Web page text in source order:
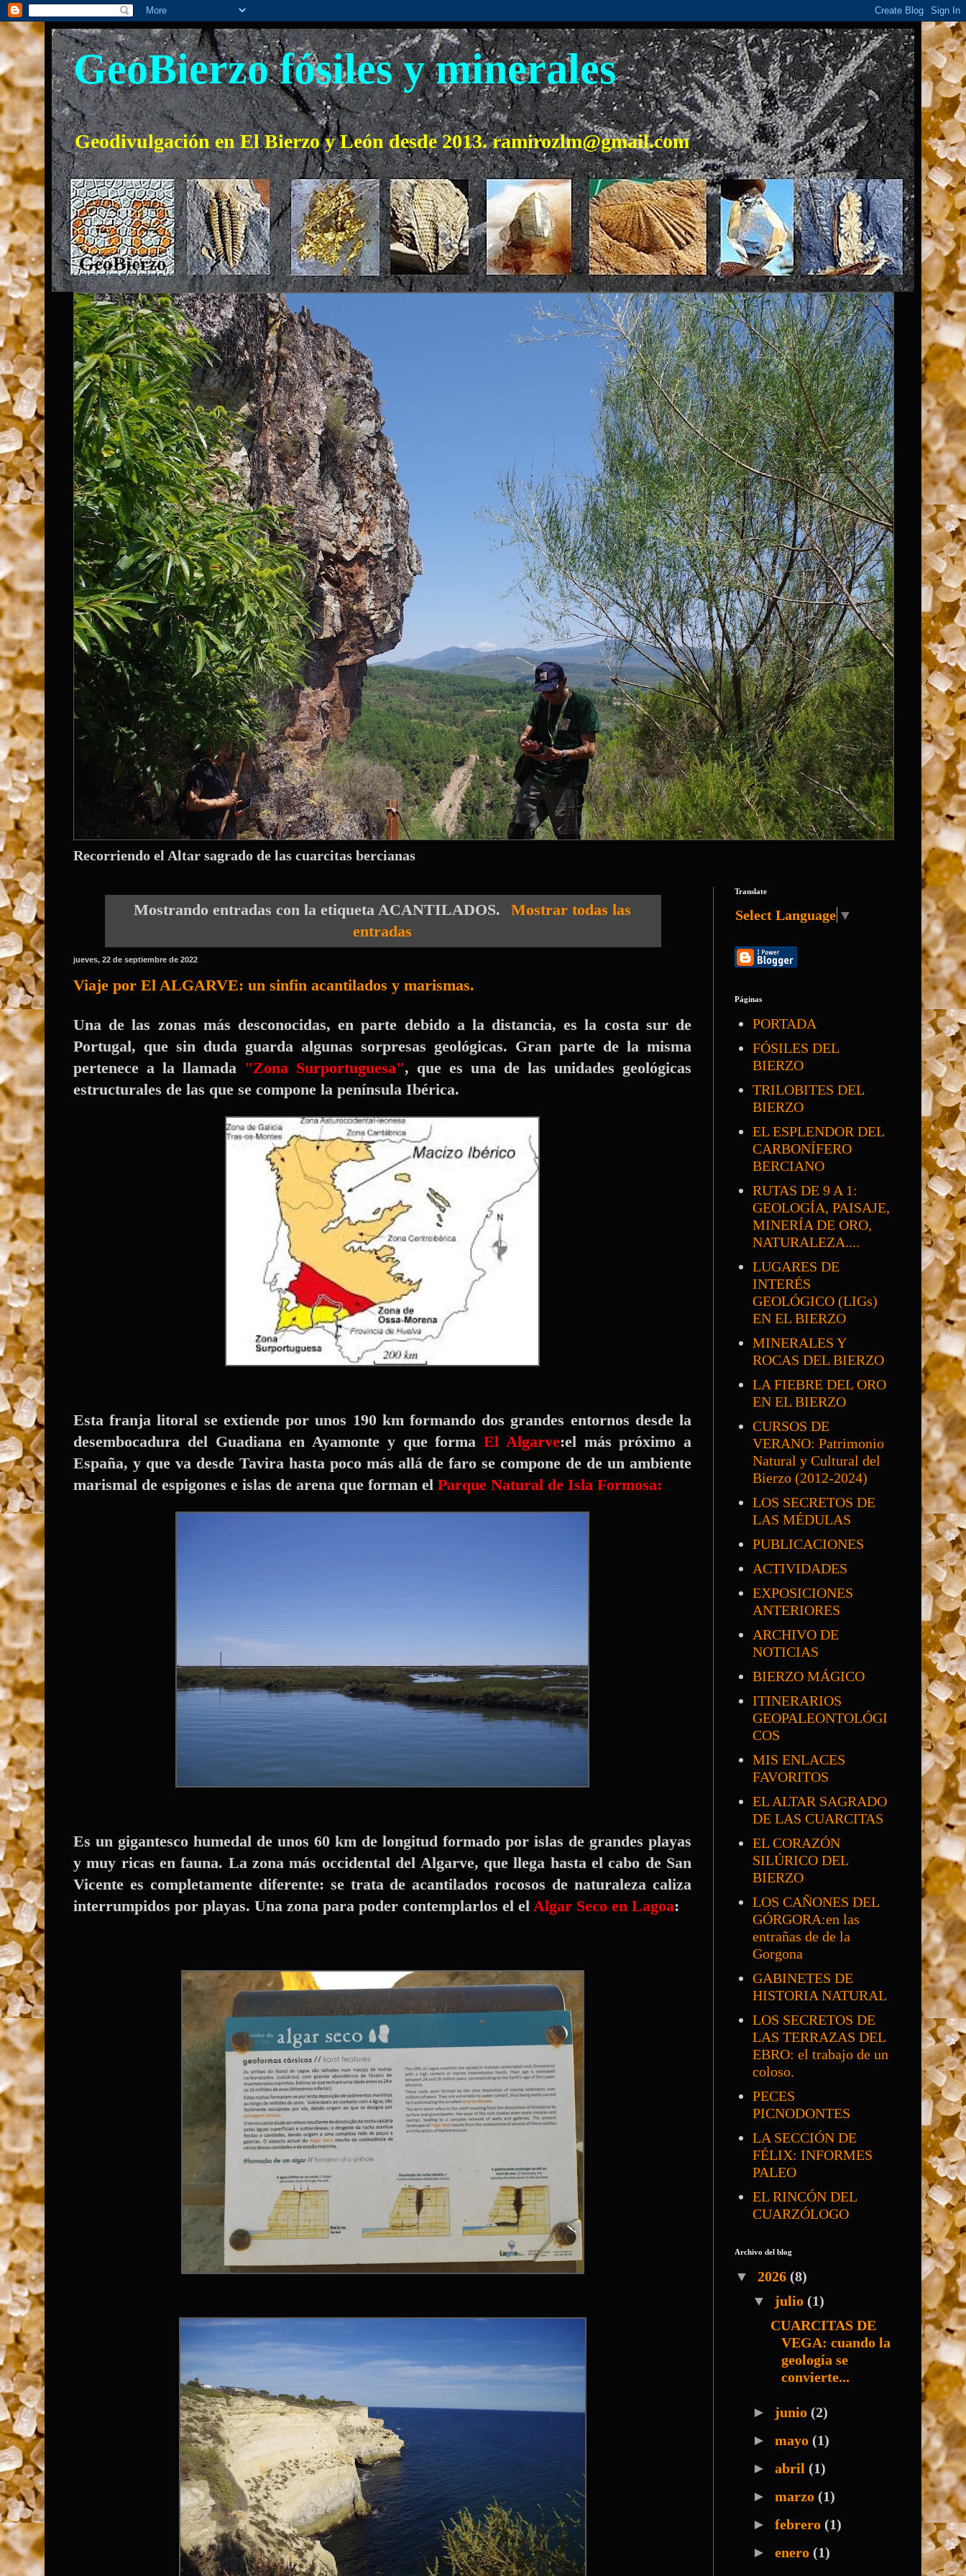
GeoBierzo fósiles y minerales
Geodivulgación en El Bierzo y León desde 2013. ramirozlm@gmail.com
Recorriendo el Altar sagrado de las cuarcitas bercianas
Mostrando entradas con la etiqueta ACANTILADOS.
Mostrar todas las
entradas
jueves, 22 de septiembre de 2022
Viaje por El ALGARVE: un sinfin acantilados y marismas.
Una de las zonas más desconocidas, en parte debido a la distancia, es la costa sur de
Portugal, que sin duda guarda algunas sorpresas geológicas. Gran parte de la misma
pertenece a la llamada "Zona Surportuguesa", que es una de las unidades geológicas
estructurales de las que se compone la península Ibérica.
Esta franja litoral se extiende por unos 190 km formando dos grandes entornos desde la
desembocadura del Guadiana en Ayamonte y que forma El Algarve:el más próximo a
España, y que va desde Tavira hasta poco más allá de faro se compone de de un ambiente
marismal de espigones e islas de arena que forman el Parque Natural de Isla Formosa:
Es un gigantesco humedal de unos 60 km de longitud formado por islas de grandes playas
y muy ricas en fauna. Lazona más occidental del Algarve, que llega hasta el cabo de San
Vicente es completamente diferente: se trata de acantilados rocosos de naturaleza caliza
interrumpidos por playas. Una zona para poder contemplarlos el el Algar Seco en Lagoa:
Translate
Select Language ▼
Páginas
PORTADA
FÓSILES DEL
BIERZO
TRILOBITES DEL
BIERZO
EL ESPLENDOR DEL
CARBONÍFERO
BERCIANO
RUTAS DE 9 A 1:
GEOLOGÍA, PAISAJE,
MINERÍA DE ORO,
NATURALEZA....
LUGARES DE
INTERÉS
GEOLÓGICO (LIGs)
EN EL BIERZO
MINERALES Y
ROCAS DEL BIERZO
LA FIEBRE DEL ORO
EN EL BIERZO
CURSOS DE
VERANO: Patrimonio
Natural y Cultural del
Bierzo (2012-2024)
LOS SECRETOS DE
LAS MÉDULAS
PUBLICACIONES
ACTIVIDADES
EXPOSICIONES
ANTERIORES
ARCHIVO DE
NOTICIAS
BIERZO MÁGICO
ITINERARIOS
GEOPALEONTOLÓGI
COS
MIS ENLACES
FAVORITOS
EL ALTAR SAGRADO
DE LAS CUARCITAS
EL CORAZÓN
SILÚRICO DEL
BIERZO
LOS CAÑONES DEL
GÓRGORA:en las
entrañas de de la
Gorgona
GABINETES DE
HISTORIA NATURAL
LOS SECRETOS DE
LAS TERRAZAS DEL
EBRO: el trabajo de un
coloso.
PECES
PICNODONTES
LA SECCIÓN DE
FÉLIX: INFORMES
PALEO
EL RINCÓN DEL
CUARZÓLOGO
Archivo del blog
▼ 2026 (8)
▼ julio (1)
CUARCITAS DE
VEGA: cuando la
geología se
convierte...
► junio (2)
► mayo (1)
► abril (1)
► marzo (1)
► febrero (1)
► enero (1)